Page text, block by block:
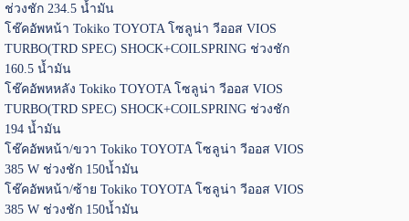
ช่วงชัก 234.5 น้ำมัน
โช๊คอัพหน้า Tokiko TOYOTA โซลูน่า วีออส VIOS
TURBO(TRD SPEC) SHOCK+COILSPRING ช่วงชัก
160.5 น้ำมัน
โช๊คอัพหหลัง Tokiko TOYOTA โซลูน่า วีออส VIOS
TURBO(TRD SPEC) SHOCK+COILSPRING ช่วงชัก
194 น้ำมัน
โช๊คอัพหน้า/ขวา Tokiko TOYOTA โซลูน่า วีออส VIOS
385 W ช่วงชัก 150น้ำมัน
โช๊คอัพหน้า/ซ้าย Tokiko TOYOTA โซลูน่า วีออส VIOS
385 W ช่วงชัก 150น้ำมัน